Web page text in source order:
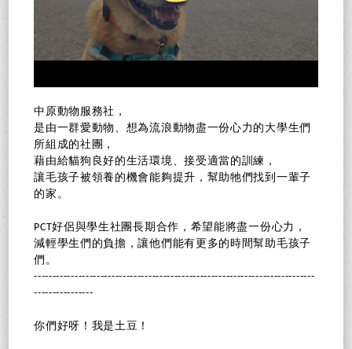
中原動物服務社，
是由一群愛動物、想為流浪動物盡一份心力的大學生們
所組成的社團，
藉由給貓狗良好的生活環境、接受適當的訓練，
讓毛孩子被領養的機會能夠提升，幫助牠們找到一輩子
的家。
PCT好侶與學生社團長期合作，希望能將盡一份心力，
減輕學生們的負擔，讓他們能有更多的時間幫助毛孩子
們。
----------------------------------------------------------------------------
----------------
你們好呀！我是土豆！